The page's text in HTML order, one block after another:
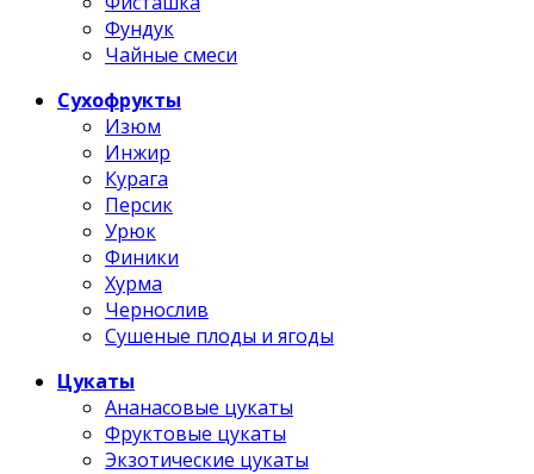
Фундук
Чайные смеси
Сухофрукты
Изюм
Инжир
Курага
Персик
Урюк
Финики
Хурма
Чернослив
Сушеные плоды и ягоды
Цукаты
Ананасовые цукаты
Фруктовые цукаты
Экзотические цукаты